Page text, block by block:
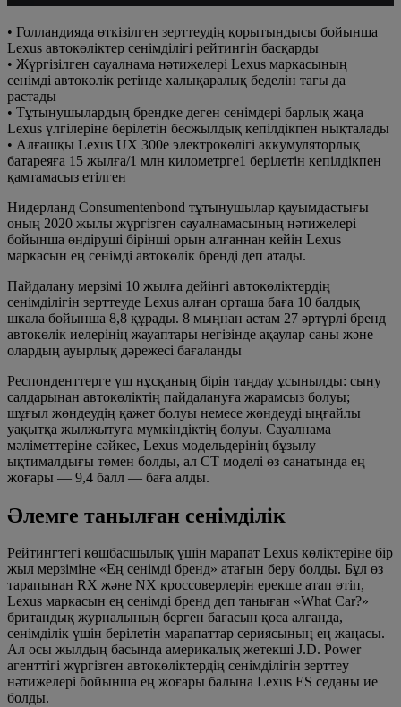
• Голландияда өткізілген зерттеудің қорытындысы бойынша
Lexus автокөліктер сенімділігі рейтингін басқарды
• Жүргізілген сауалнама нәтижелері Lexus маркасының
сенімді автокөлік ретінде халықаралық беделін тағы да
растады
• Тұтынушылардың брендке деген сенімдері барлық жаңа
Lexus үлгілеріне берілетін бесжылдық кепілдікпен нықталады
• Алғашқы Lexus UX 300e электрокөлігі аккумуляторлық
батареяға 15 жылға/1 млн километрге1 берілетін кепілдікпен
қамтамасыз етілген
Нидерланд Consumentenbond тұтынушылар қауымдастығы
оның 2020 жылы жүргізген сауалнамасының нәтижелері
бойынша өндіруші бірінші орын алғаннан кейін Lexus
маркасын ең сенімді автокөлік бренді деп атады.
Пайдалану мерзімі 10 жылға дейінгі автокөліктердің
сенімділігін зерттеуде Lexus алған орташа баға 10 балдық
шкала бойынша 8,8 құрады. 8 мыңнан астам 27 әртүрлі бренд
автокөлік иелерінің жауаптары негізінде ақаулар саны және
олардың ауырлық дәрежесі бағаланды
Респонденттерге үш нұсқаның бірін таңдау ұсынылды: сыну
салдарынан автокөліктің пайдалануға жарамсыз болуы;
шұғыл жөндеудің қажет болуы немесе жөндеуді ыңғайлы
уақытқа жылжытуға мүмкіндіктің болуы. Сауалнама
мәліметтеріне сәйкес, Lexus модельдерінің бұзылу
ықтималдығы төмен болды, ал CT моделі өз санатында ең
жоғары — 9,4 балл — баға алды.
Әлемге танылған сенімділік
Рейтингтегі көшбасшылық үшін марапат Lexus көліктеріне бір
жыл мерзіміне «Ең сенімді бренд» атағын беру болды. Бұл өз
тарапынан RX және NX кроссоверлерін ерекше атап өтіп,
Lexus маркасын ең сенімді бренд деп таныған «What Car?»
британдық журналының берген бағасын қоса алғанда,
сенімділік үшін берілетін марапаттар сериясының ең жаңасы.
Ал осы жылдың басында америкалық жетекші J.D. Power
агенттігі жүргізген автокөліктердің сенімділігін зерттеу
нәтижелері бойынша ең жоғары балына Lexus ES седаны ие
болды.